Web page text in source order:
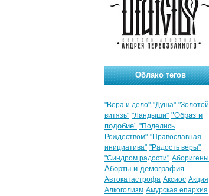
Облако тегов
"Вера и дело" "Душа" "Золотой
витязь" "Ландыши" "Образ и
подобие" "Поделись
Рождеством" "Православная
инициатива" "Радость веры"
"Синдром радости" Аборигены
Аборты и демография
Автокатастрофа Аксиос Акция
Алкоголизм Амурская епархия